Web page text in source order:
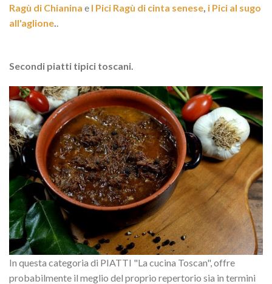
Ragù di Chianina e I Pici Ragù di cinta senese, i Pici al sugo
all'aglione..
Secondi piatti tipici toscani.
In questa categoria di PIATTI "La cucina Toscan", offre
probabilmente il meglio del proprio repertorio sia in termini